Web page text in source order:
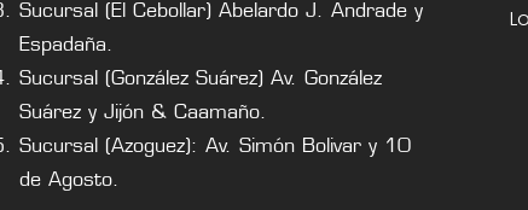
Sucursal (El Cebollar) Abelardo J. Andrade y
Espadaña.
Sucursal (González Suárez) Av. González
Suárez y Jijón & Caamaño.
Sucursal (Azoguez): Av. Simón Bolivar y 10
de Agosto.